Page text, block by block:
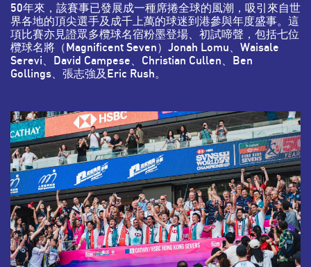
50年來，該賽事已發展成一種席捲全球的風潮，吸引來自世
界各地的頂尖選手及成千上萬的球迷到港參與年度盛事。這
項比賽亦見證眾多欖球名宿粉墨登場、初試啼聲，包括七位
欖球名將（Magnificent Seven）Jonah Lomu、Waisale
Serevi、David Campese、Christian Cullen、Ben
Gollings、張志強及Eric Rush。